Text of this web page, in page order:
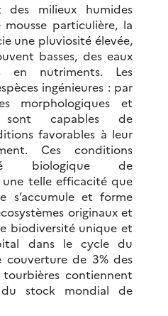
des milieux humides
particulière, la
une pluviosité élevée,
basses, des eaux
en nutriments. Les
ingénieures : par
morphologiques et
sont capables de
favorables à leur
Ces conditions
biologique de
telle efficacité que
s’accumule et forme
originaux et
biodiversité unique et
dans le cycle du
couverture de 3% des
tourbières contiennent
stock mondial de